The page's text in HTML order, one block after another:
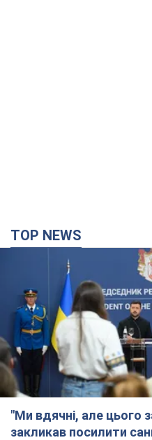
TOP NEWS
"Ми вдячні, але цього
закликав посилити